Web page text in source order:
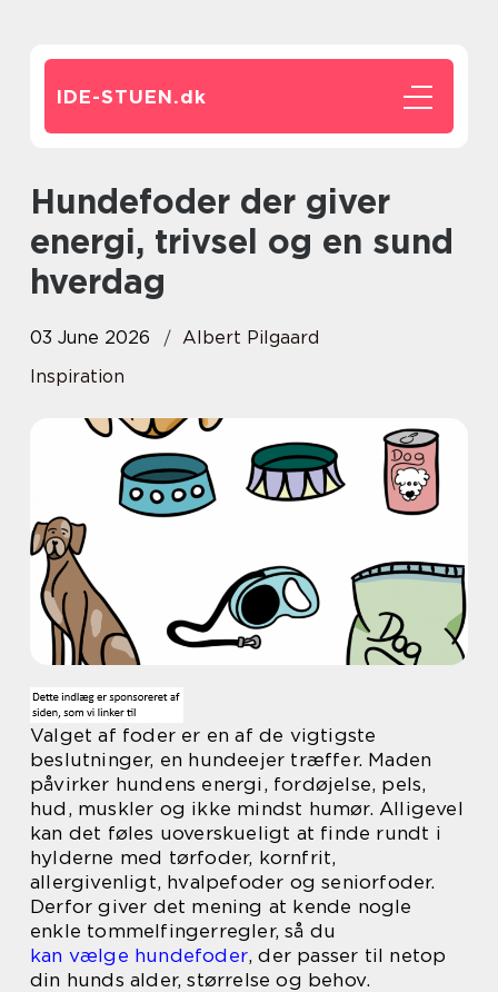
IDE-STUEN.dk
Hundefoder der giver
energi, trivsel og en sund
hverdag
03 June 2026
Albert Pilgaard
Inspiration
Valget af foder er en af de vigtigste
beslutninger, en hundeejer træffer. Maden
påvirker hundens energi, fordøjelse, pels,
hud, muskler og ikke mindst humør. Alligevel
kan det føles uoverskueligt at finde rundt i
hylderne med tørfoder, kornfrit,
allergivenligt, hvalpefoder og seniorfoder.
Derfor giver det mening at kende nogle
enkle tommelfingerregler, så du
kan vælge hundefoder, der passer til netop
din hunds alder, størrelse og behov.